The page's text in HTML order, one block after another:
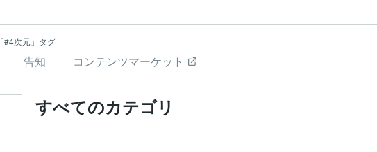
「#4次元」タグ
告知 コンテンツマーケット
すべてのカテゴリ